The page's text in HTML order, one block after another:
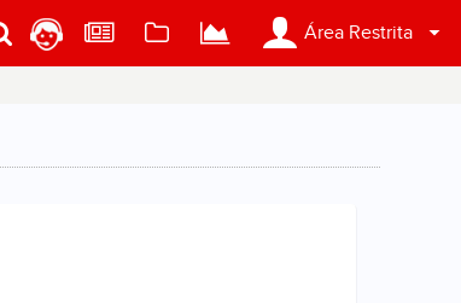
Área Restrita